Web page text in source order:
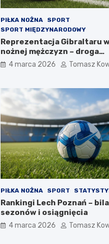
PIŁKA NOŻNA
SPORT
SPORT MIĘDZYNARODOWY
Reprezentacja Gibraltaru
nożnej mężczyzn – droga
najmniejszej federacji
4 marca 2026 Tomasz
PIŁKA NOŻNA SPORT
Rankingi Lech Poznań –
sezonów i osiągnięcia
4 marca 2026 Tomasz